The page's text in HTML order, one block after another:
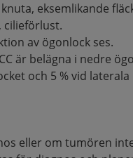
eksemlikande
cilieförlust.
av ögonlock ses.
är belägna i nedre
och 5 % vid
eller om tumören